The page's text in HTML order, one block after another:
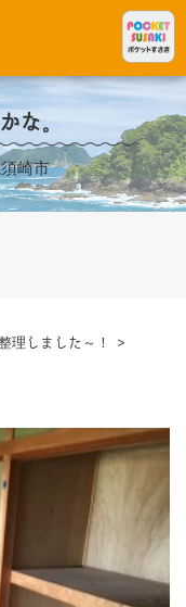
な。
崎市
理しました～！
>